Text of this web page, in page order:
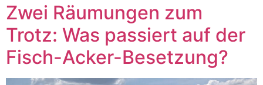
Zwei Räumungen zum
Trotz: Was passiert auf der
Fisch-Acker-Besetzung?